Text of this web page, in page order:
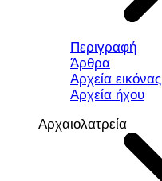
Περιγραφή
Άρθρα
Αρχεία εικόνας
Αρχεία ήχου
Αρχαιολατρεία